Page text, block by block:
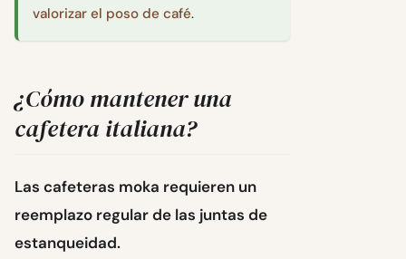
valorizar el poso de café.
¿Cómo mantener una
cafetera italiana?
Las cafeteras moka requieren un
reemplazo regular de las juntas de
estanqueidad.